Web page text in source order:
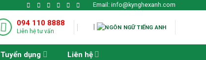
Email: info@kynghexanh.com
094 110 8888
Liên hệ tư vấn
Tuyển dụng Liên hệ